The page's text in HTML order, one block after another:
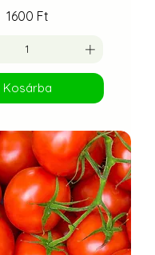
Ár
1600 Ft
Kosárba